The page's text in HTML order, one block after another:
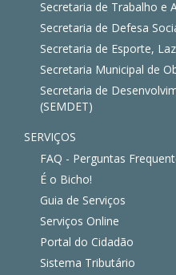
Secretaria de Trabalho e
Secretaria de Defesa
Secretaria de Esporte,
Secretaria Municipal de
Secretaria de
(SEMDET)
SERVIÇOS
FAQ - Perguntas
É o Bicho!
Guia de Serviços
Serviços Online
Portal do Cidadão
Sistema Tributário